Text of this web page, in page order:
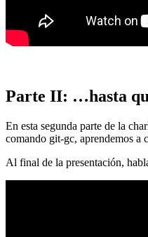
Parte II: …hasta
En esta segunda parte de la
comando git-gc, aprendemos a
Al final de la presentación,